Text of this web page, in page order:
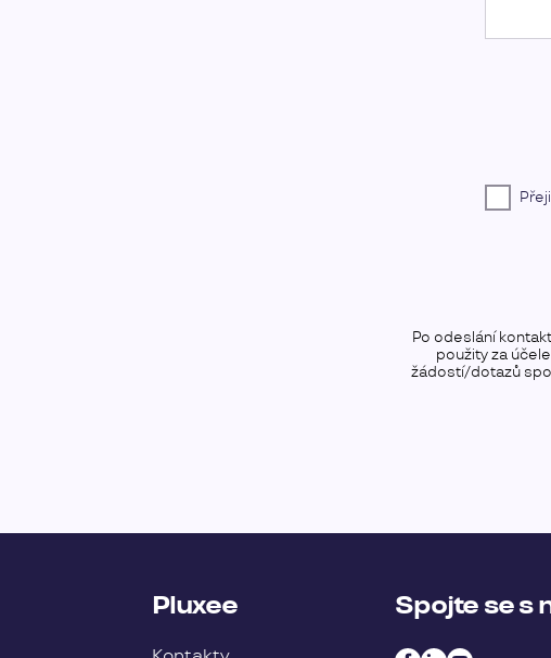
Po odeslání
použity za
žádostí/dotazů
Pluxee Spojte se s